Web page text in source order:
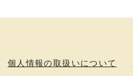
個人情報の取扱いについて